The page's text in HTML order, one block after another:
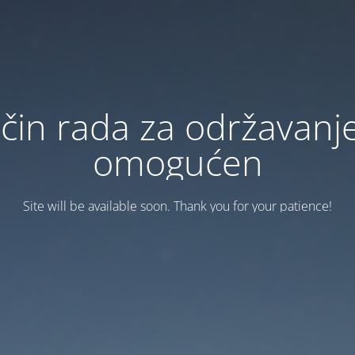
rada za
omogućen
Site will be available soon. Thank you for your patience!